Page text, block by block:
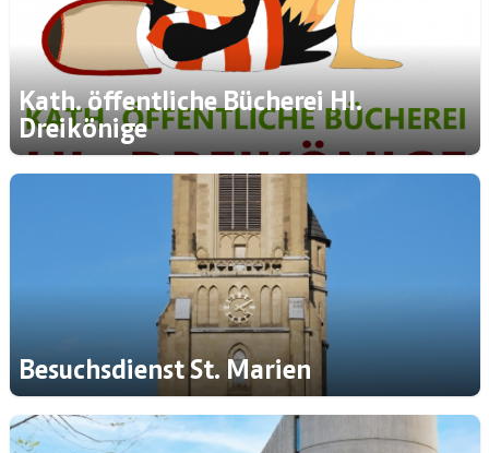
Kath. öffentliche Bücherei Hl.
Dreikönige
Besuchsdienst St. Marien